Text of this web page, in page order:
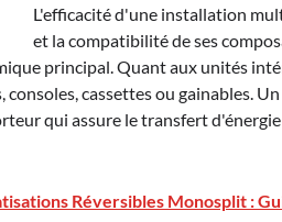
L'efficacité d'une installation
et la compatibilité de ses
principal. Quant aux unités
cassettes ou gainables.
qui assure le transfert
Réversibles Monosplit :